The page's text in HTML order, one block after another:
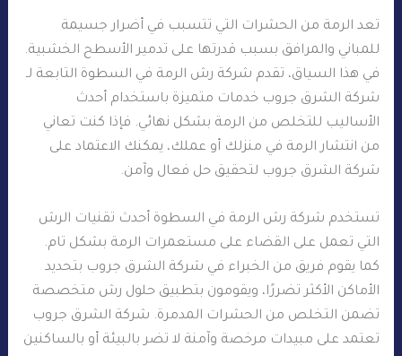
تعد الرمة من الحشرات التي تتسبب في أضرار جسيمة
للمباني والمرافق بسبب قدرتها على تدمير الأسطح الخشبية.
في هذا السياق، تقدم شركة رش الرمة في السطوة التابعة لـ
شركة الشرق جروب خدمات متميزة باستخدام أحدث
الأساليب للتخلص من الرمة بشكل نهائي. فإذا كنت تعاني
من انتشار الرمة في منزلك أو عملك، يمكنك الاعتماد على
شركة الشرق جروب لتحقيق حل فعال وآمن.
تستخدم شركة رش الرمة في السطوة أحدث تقنيات الرش
التي تعمل على القضاء على مستعمرات الرمة بشكل تام.
كما يقوم فريق من الخبراء في شركة الشرق جروب بتحديد
الأماكن الأكثر تضررًا، ويقومون بتطبيق حلول رش متخصصة
تضمن التخلص من الحشرات المدمرة. شركة الشرق جروب
تعتمد على مبيدات مرخصة وآمنة لا تضر بالبيئة أو بالساكنين